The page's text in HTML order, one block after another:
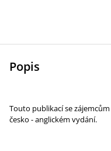
Popis
Touto publikací se
česko - anglickém vydání.